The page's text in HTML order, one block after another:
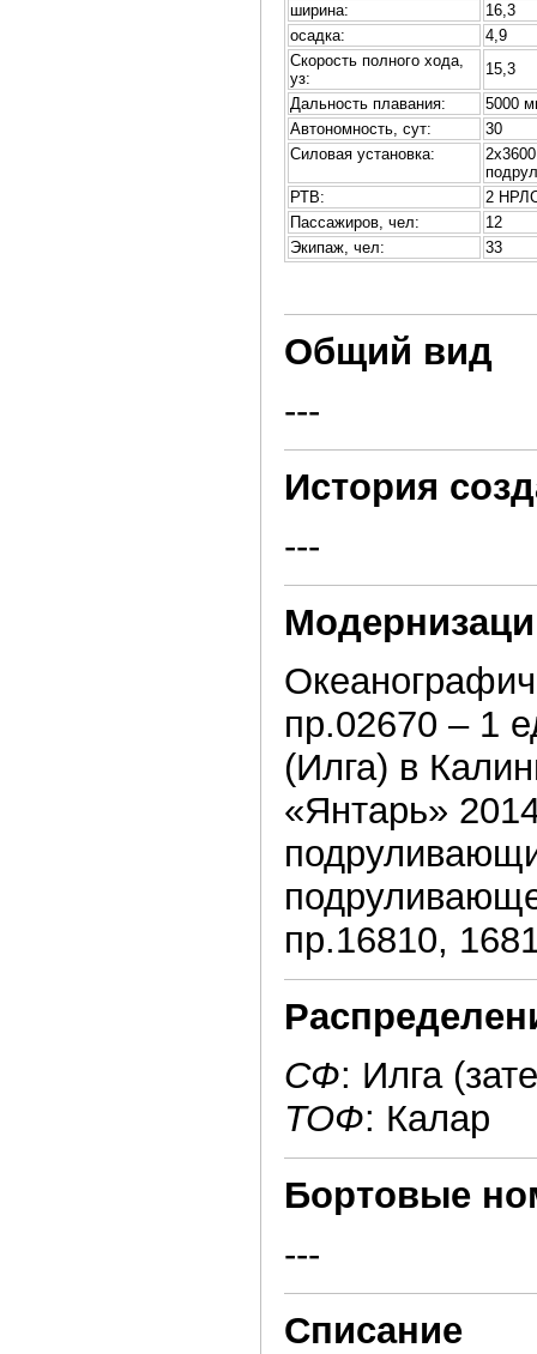
ширина:
16,3
осадка:
4,9
Скорость полного хода,
уз:
15,3
Дальность плавания:
5000
Автономность, сут:
30
Силовая установка:
РТВ:
2
Пассажиров, чел:
12
Экипаж, чел:
33
Общий вид
---
История
---
пр.02670 – 1
(Илга) в
«Янтарь»
пр.16810,
СФ: Илга
ТОФ: Калар
Бортовые
---
Списание